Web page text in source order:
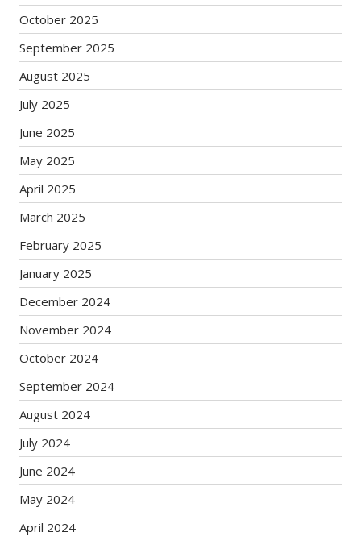
October 2025
September 2025
August 2025
July 2025
June 2025
May 2025
April 2025
March 2025
February 2025
January 2025
December 2024
November 2024
October 2024
September 2024
August 2024
July 2024
June 2024
May 2024
April 2024